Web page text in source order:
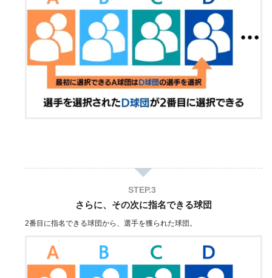
さらに、 その次に指名できる球団
2番目に指名できる球団から、選手を獲られた球団。